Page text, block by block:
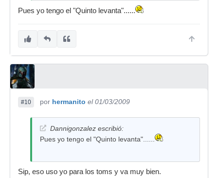
qui el amigo no yo que no tengo ni zorra de
afinar bien.
Pues yo tengo el "Quinto levanta"......
#10 por hermanito el 01/03/2009
Dannigonzalez escribió:
Pues yo tengo el "Quinto levanta"......
Sip, eso uso yo para los toms y va muy bien.